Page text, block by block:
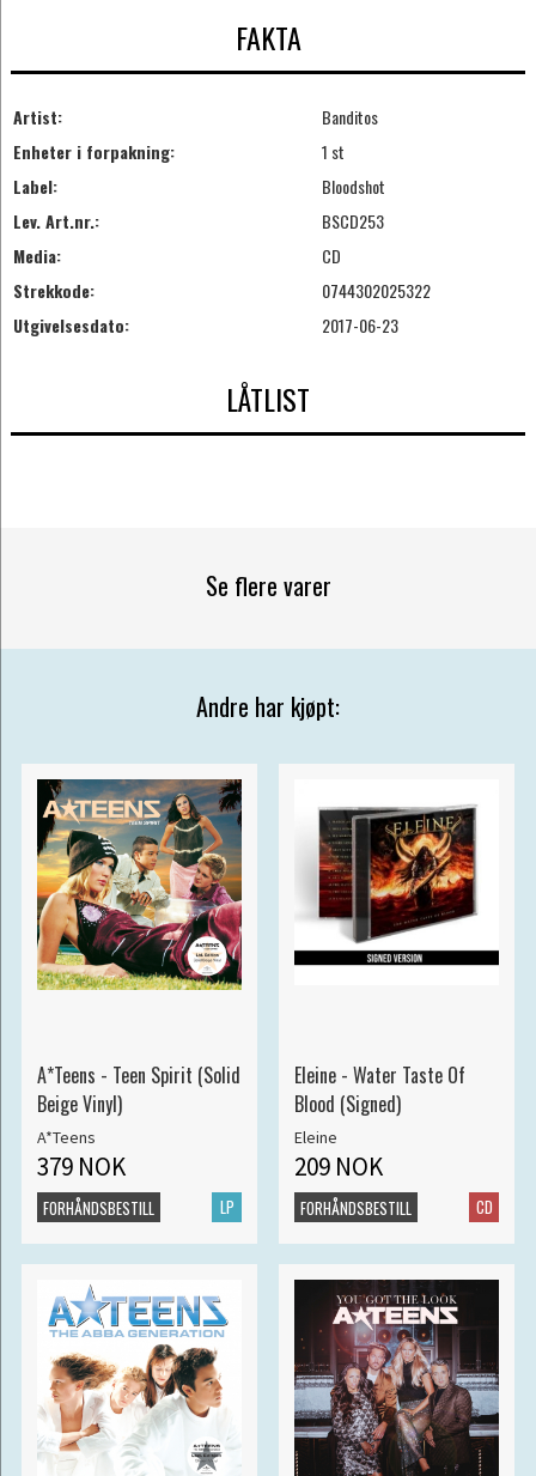
FAKTA
Artist:
Banditos
Enheter i forpakning:
1 st
Label:
Bloodshot
Lev. Art.nr.:
BSCD253
Media:
CD
Strekkode:
0744302025322
Utgivelsesdato:
2017-06-23
LÅTLIST
Se flere varer
Andre har kjøpt:
A*Teens - Teen Spirit (Solid
Beige Vinyl)
A*Teens
379 NOK
LP
FORHÅNDSBESTILL
Eleine - Water Taste Of
Blood (Signed)
Eleine
209 NOK
CD
FORHÅNDSBESTILL